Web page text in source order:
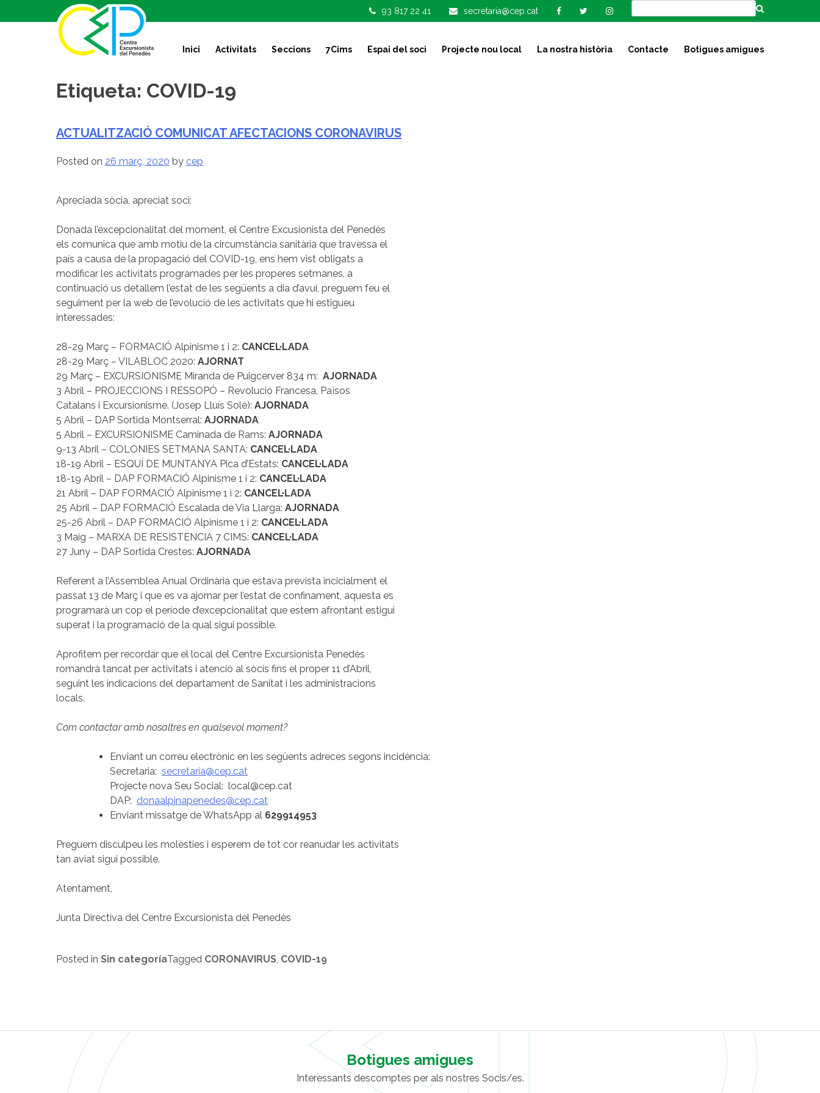
k
93 817 22 41 secretaria@cep.cat
Inici Activitats Seccions 7Cims Espai del soci Projecte nou local La nostra història Contacte Botigues amigues
Etiqueta: COVID-19
ACTUALITZACIÓ COMUNICAT AFECTACIONS CORONAVIRUS
Posted on 26 març, 2020 by cep
Apreciada sòcia, apreciat soci:
Donada l’excepcionalitat del moment, el Centre Excusionista del Penedès
els comunica que amb motiu de la circumstància sanitària que travessa el
país a causa de la propagació del COVID-19, ens hem vist obligats a
modificar les activitats programades per les properes setmanes, a
continuació us detallem l’estat de les següents a dia d’avui, preguem feu el
seguiment per la web de l’evolució de les activitats que hi estigueu
interessades:
28-29 Març – FORMACIÓ Alpinisme 1 i 2: CANCEL·LADA
28-29 Març – VILABLOC 2020: AJORNAT
29 Març – EXCURSIONISME Miranda de Puigcerver 834 m: AJORNADA
3 Abril – PROJECCIONS I RESSOPÓ – Revolució Francesa, Països
Catalans i Excursionisme. (Josep Lluís Solé): AJORNADA
5 Abril – DAP Sortida Montserral: AJORNADA
5 Abril – EXCURSIONISME Caminada de Rams: AJORNADA
9-13 Abril – COLONIES SETMANA SANTA: CANCEL·LADA
18-19 Abril – ESQUÍ DE MUNTANYA Pica d’Estats: CANCEL·LADA
18-19 Abril – DAP FORMACIÓ Alpinisme 1 i 2: CANCEL·LADA
21 Abril – DAP FORMACIÓ Alpinisme 1 i 2: CANCEL·LADA
25 Abril – DAP FORMACIÓ Escalada de Via Llarga: AJORNADA
25-26 Abril – DAP FORMACIÓ Alpinisme 1 i 2: CANCEL·LADA
3 Maig – MARXA DE RESISTENCIA 7 CIMS: CANCEL·LADA
27 Juny – DAP Sortida Crestes: AJORNADA
Referent a l’Assemblea Anual Ordinària que estava prevista incicialment el
passat 13 de Març i que es va ajornar per l’estat de confinament, aquesta es
programarà un cop el període d’excepcionalitat que estem afrontant estigui
superat i la programació de la qual sigui possible.
Aprofitem per recordar que el local del Centre Excursionista Penedès
romandrà tancat per activitats i atenció al sòcis fins el proper 11 d’Abril,
seguint les indicacions del departament de Sanitat i les administracions
locals.
Com contactar amb nosaltres en qualsevol moment?
Enviant un correu electrònic en les següents adreces segons incidència:
Secretaria: secretaria@cep.cat
Projecte nova Seu Social: local@cep.cat
DAP: donaalpinapenedes@cep.cat
Enviant missatge de WhatsApp al 629914953
Preguem disculpeu les molèsties i esperem de tot cor reanudar les activitats
tan aviat sigui possible.
Atentament,
Junta Directiva del Centre Excursionista del Penedès
Posted in Sin categoríaTagged CORONAVIRUS, COVID-19
Botigues amigues
Interessants descomptes per als nostres Socis/es.